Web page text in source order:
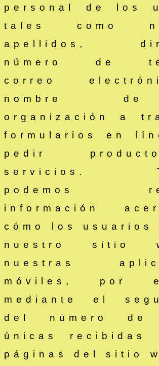
personal de los
tales como
apellidos,
número de
correo
nombre
organización a
formularios en
pedir
servicios.
podemos
información
cómo los usuarios
nuestro sitio
nuestras
móviles, por
mediante el
del número de
únicas recibidas
páginas del sitio